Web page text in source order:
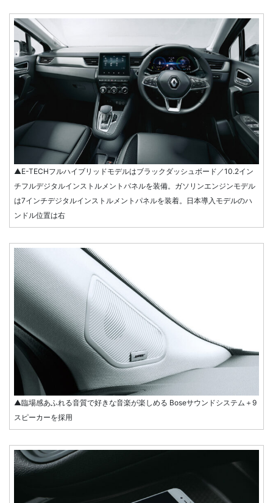
▲E-TECHフルハイブリッドモデルはブラックダッシュボード／10.2イン
チフルデジタルインストルメントパネルを装備。ガソリンエンジンモデル
は7インチデジタルインストルメントパネルを装着。日本導入モデルのハ
ンドル位置は右
▲臨場感あふれる音質で好きな音楽が楽しめる Boseサウンドシステム＋9
スピーカーを採用